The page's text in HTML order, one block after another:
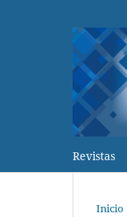
Revistas
Inicio